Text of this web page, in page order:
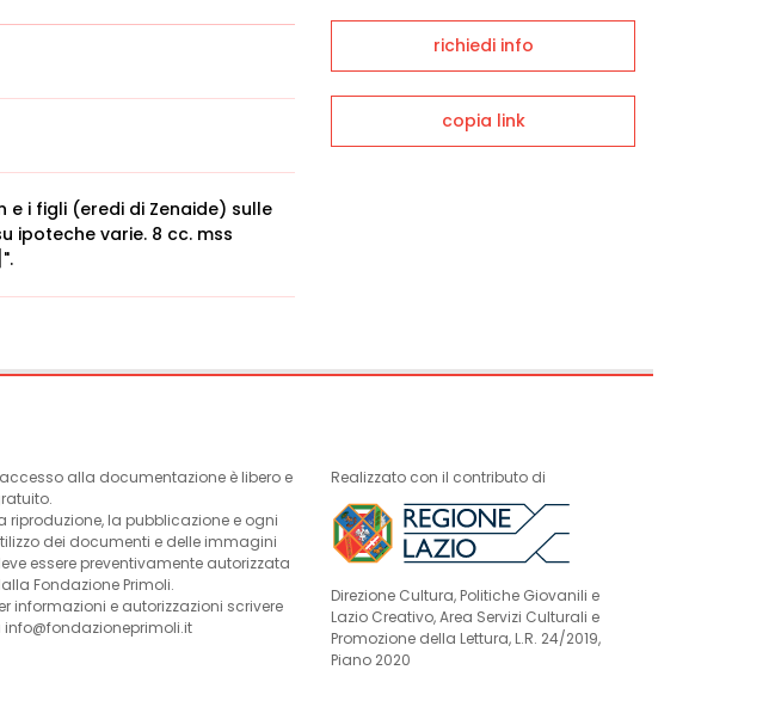
e i figli (eredi di Zenaide) sulle
ipoteche varie. 8 cc. mss
richiedi info
copia link
alla documentazione è libero e
riproduzione, la pubblicazione e ogni
dei documenti e delle immagini
essere preventivamente autorizzata
Fondazione Primoli.
informazioni e autorizzazioni scrivere
info@fondazioneprimoli.it
Realizzato con il contributo di
Direzione Cultura, Politiche Giovanili e
Lazio Creativo, Area Servizi Culturali e
Promozione della Lettura, L.R. 24/2019,
Piano 2020